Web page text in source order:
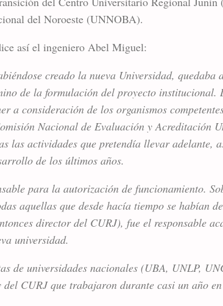
del Noroeste (UNNOBA).
así el ingeniero Abel Miguel:
creado la nueva Universidad, quedaba
de la formulación del proyecto institucional.
a consideración de los organismos
Nacional de Evaluación y Acreditación
las actividades que pretendía llevar adelante,
de los últimos años.
para la autorización de funcionamiento.
aquellas que desde hacía tiempo se habían
director del CURJ), fue el responsable
universidad.
de universidades nacionales (UBA, UNLP,
CURJ que trabajaron durante casi un año